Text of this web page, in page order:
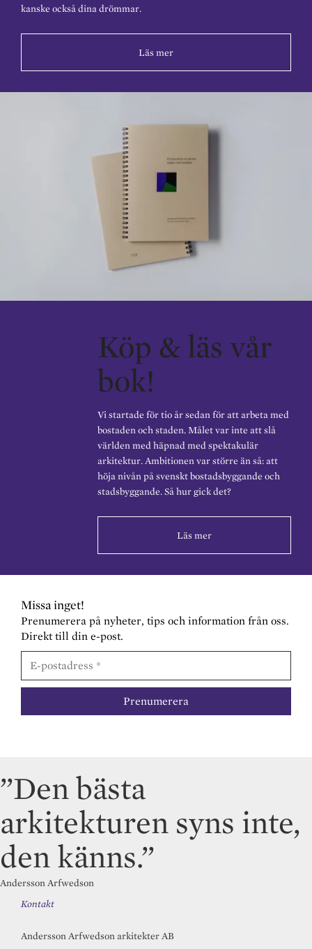
Missa inget!
Prenumerera på nyheter, tips och information från oss.
Direkt till din e-post.
kanske också dina drömmar.
Läs mer
Köp & läs vår
bok!
Vi startade för tio år sedan för att arbeta med
bostaden och staden. Målet var inte att slå
världen med häpnad med spektakulär
arkitektur. Ambitionen var större än så: att
höja nivån på svenskt bostadsbyggande och
stadsbyggande. Så hur gick det?
Läs mer
”Den bästa
arkitekturen syns inte,
den känns.”
Andersson Arfwedson
Kontakt
Andersson Arfwedson arkitekter AB